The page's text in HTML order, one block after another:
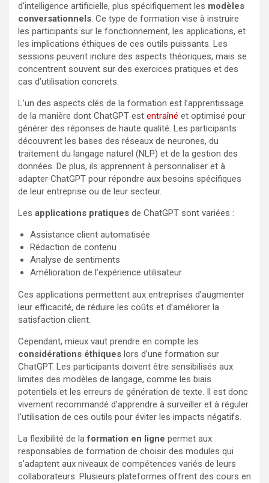
d’intelligence artificielle, plus spécifiquement les modèles
conversationnels. Ce type de formation vise à instruire
les participants sur le fonctionnement, les applications, et
les implications éthiques de ces outils puissants. Les
sessions peuvent inclure des aspects théoriques, mais se
concentrent souvent sur des exercices pratiques et des
cas d’utilisation concrets.
L’un des aspects clés de la formation est l’apprentissage
de la manière dont ChatGPT est entraîné et optimisé pour
générer des réponses de haute qualité. Les participants
découvrent les bases des réseaux de neurones, du
traitement du langage naturel (NLP) et de la gestion des
données. De plus, ils apprennent à personnaliser et à
adapter ChatGPT pour répondre aux besoins spécifiques
de leur entreprise ou de leur secteur.
Les applications pratiques de ChatGPT sont variées :
Assistance client automatisée
Rédaction de contenu
Analyse de sentiments
Amélioration de l’expérience utilisateur
Ces applications permettent aux entreprises d’augmenter
leur efficacité, de réduire les coûts et d’améliorer la
satisfaction client.
Cependant, mieux vaut prendre en compte les
considérations éthiques lors d’une formation sur
ChatGPT. Les participants doivent être sensibilisés aux
limites des modèles de langage, comme les biais
potentiels et les erreurs de génération de texte. Il est donc
vivement recommandé d’apprendre à surveiller et à réguler
l’utilisation de ces outils pour éviter les impacts négatifs.
La flexibilité de laformation en ligne permet aux
responsables de formation de choisir des modules qui
s’adaptent aux niveaux de compétences variés de leurs
collaborateurs. Plusieurs plateformes offrent des cours en